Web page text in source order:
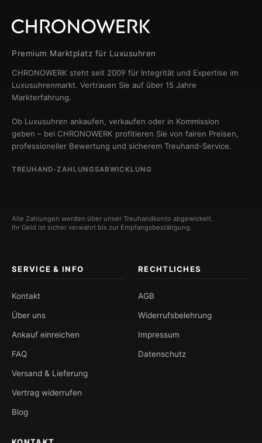
Premium Marktplatz für Luxusuhren
CHRONOWERK steht seit 2009 für Integrität und Expertise im
Luxusuhrenmarkt. Vertrauen Sie auf über 15 Jahre
Markterfahrung.
Ob Luxusuhren ankaufen, verkaufen oder in Kommission
geben – bei CHRONOWERK profitieren Sie von fairen Preisen,
professioneller Bewertung und sicherem Treuhand-Service.
TREUHAND-ZAHLUNGSABWICKLUNG
Alle Zahlungen werden über unser Treuhandkonto abgewickelt.
Ihr Geld ist sicher verwahrt bis zur Empfangsbestätigung.
SERVICE & INFO
Kontakt
Über uns
Ankauf einreichen
FAQ
Versand & Lieferung
Vertrag widerrufen
Blog
RECHTLICHES
AGB
Widerrufsbelehrung
Impressum
Datenschutz